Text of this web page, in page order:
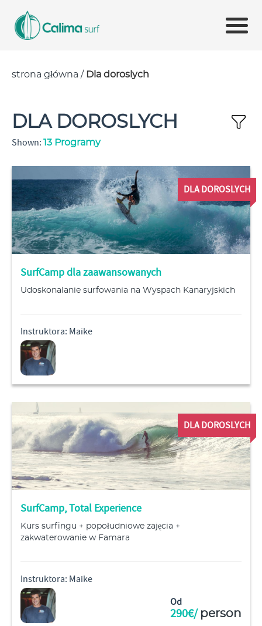
strona główna / Dla doroslych
DLA DOROSLYCH
Shown: 13 Programy
SurfCamp dla zaawansowanych
Udoskonalanie surfowania na Wyspach Kanaryjskich
DLA DOROSLYCH
Instruktora: Maike
SurfCamp, Total Experience
Kurs surfingu + popołudniowe zajęcia +
zakwaterowanie w Famara
DLA DOROSLYCH
Instruktora: Maike
Od
290€/ person